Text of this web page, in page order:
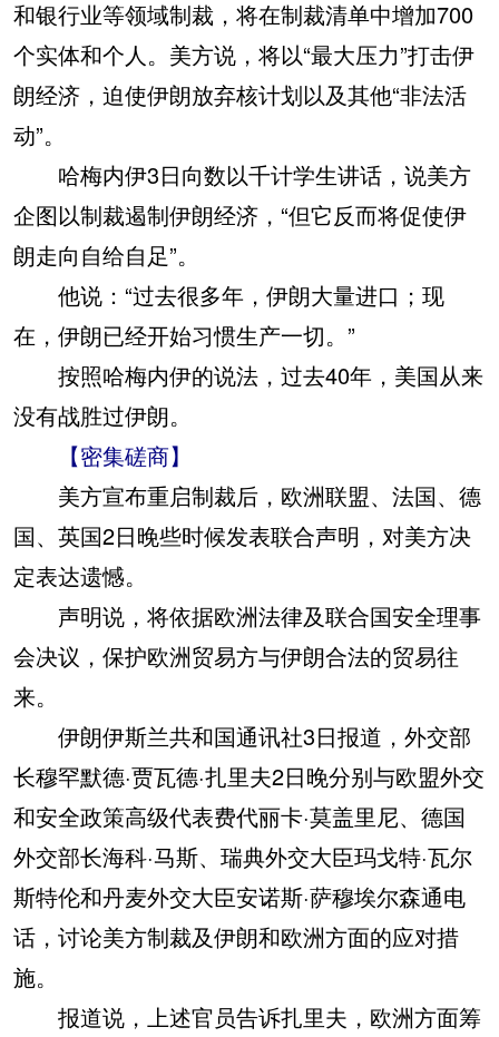
和银行业等领域制裁，将在制裁清单中增加700
个实体和个人。美方说，将以“最大压力”打击伊
朗经济，迫使伊朗放弃核计划以及其他“非法活
动”。
哈梅内伊3日向数以千计学生讲话，说美方
企图以制裁遏制伊朗经济，“但它反而将促使伊
朗走向自给自足”。
他说：“过去很多年，伊朗大量进口；现
在，伊朗已经开始习惯生产一切。”
按照哈梅内伊的说法，过去40年，美国从来
没有战胜过伊朗。
【密集磋商】
美方宣布重启制裁后，欧洲联盟、法国、德
国、英国2日晚些时候发表联合声明，对美方决
定表达遗憾。
声明说，将依据欧洲法律及联合国安全理事
会决议，保护欧洲贸易方与伊朗合法的贸易往
来。
伊朗伊斯兰共和国通讯社3日报道，外交部
长穆罕默德·贾瓦德·扎里夫2日晚分别与欧盟外交
和安全政策高级代表费代丽卡·莫盖里尼、德国
外交部长海科·马斯、瑞典外交大臣玛戈特·瓦尔
斯特伦和丹麦外交大臣安诺斯·萨穆埃尔森通电
话，讨论美方制裁及伊朗和欧洲方面的应对措
施。
报道说，上述官员告诉扎里夫，欧洲方面筹